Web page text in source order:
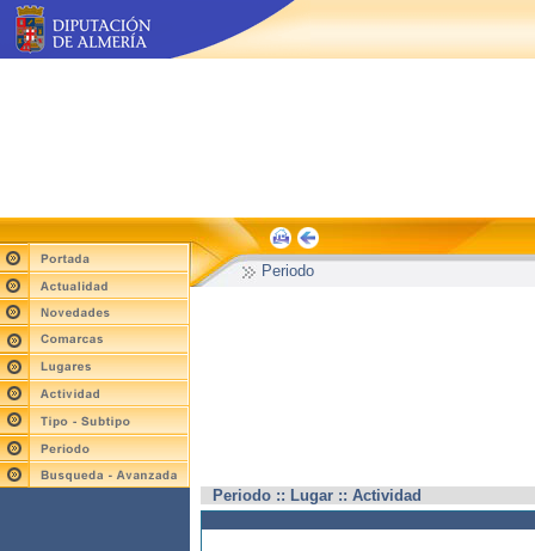
Periodo
Periodo :: Lugar :: Actividad